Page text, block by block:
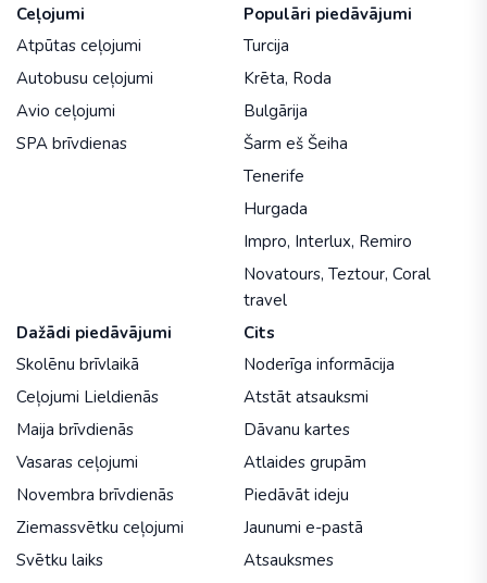
Ceļojumi
Atpūtas ceļojumi
Autobusu ceļojumi
Avio ceļojumi
SPA brīvdienas
Populāri piedāvājumi
Turcija
Krēta, Roda
Bulgārija
Šarm eš Šeiha
Tenerife
Hurgada
Impro, Interlux, Remiro
Novatours, Teztour, Coral
travel
Dažādi piedāvājumi
Skolēnu brīvlaikā
Ceļojumi Lieldienās
Maija brīvdienās
Vasaras ceļojumi
Novembra brīvdienās
Ziemassvētku ceļojumi
Svētku laiks
Cits
Noderīga informācija
Atstāt atsauksmi
Dāvanu kartes
Atlaides grupām
Piedāvāt ideju
Jaunumi e-pastā
Atsauksmes